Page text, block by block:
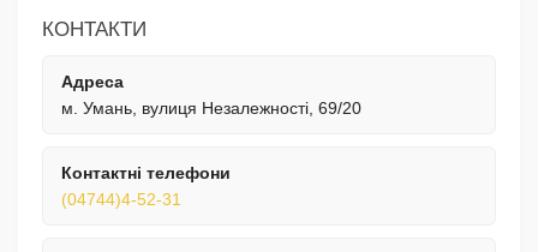
КОНТАКТИ
Адреса
м. Умань, вулиця Незалежності, 69/20
Контактні телефони
(04744)4-52-31